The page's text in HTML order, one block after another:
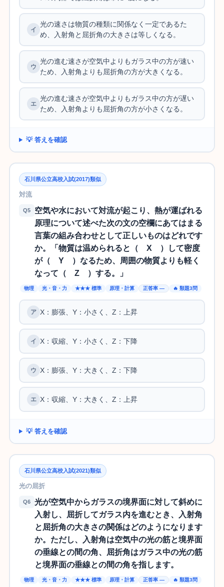
光の速さは物質の種類に関係なく一定であるた
め、入射角と屈折角の大きさは等しくなる。
光の進む速さが空気中よりもガラス中の方が速い
ため、入射角よりも屈折角の方が大きくなる。
光の進む速さが空気中よりもガラス中の方が遅い
ため、入射角よりも屈折角の方が小さくなる。
💡 答えを確認
石川県公立高校入試(2017)類似
対流
Q5
空気や水において対流が起こり、熱が運ばれる
原理について述べた次の文の空欄にあてはまる
言葉の組み合わせとして正しいものはどれです
か。「物質は温められると（ X ）して密度
が（ Y ）なるため、周囲の物質よりも軽く
なって（ Z ）する。」
物理 光・音・力 ★★★ 標準 原理・計算 正答率 — 🔥 類題3問
X：膨張、Y：小さく、Z：上昇
X：収縮、Y：小さく、Z：下降
X：膨張、Y：大きく、Z：下降
X：収縮、Y：大きく、Z：上昇
💡 答えを確認
石川県公立高校入試(2021)類似
光の屈折
Q6
光が空気中からガラスの境界面に対して斜めに
入射し、屈折してガラス内を進むとき、入射角
と屈折角の大きさの関係はどのようになります
か。ただし、入射角は空気中の光の筋と境界面
の垂線との間の角、屈折角はガラス中の光の筋
と境界面の垂線との間の角を指します。
物理 光・音・力 ★★★ 標準 原理・計算 正答率 — 🔥 類題3問